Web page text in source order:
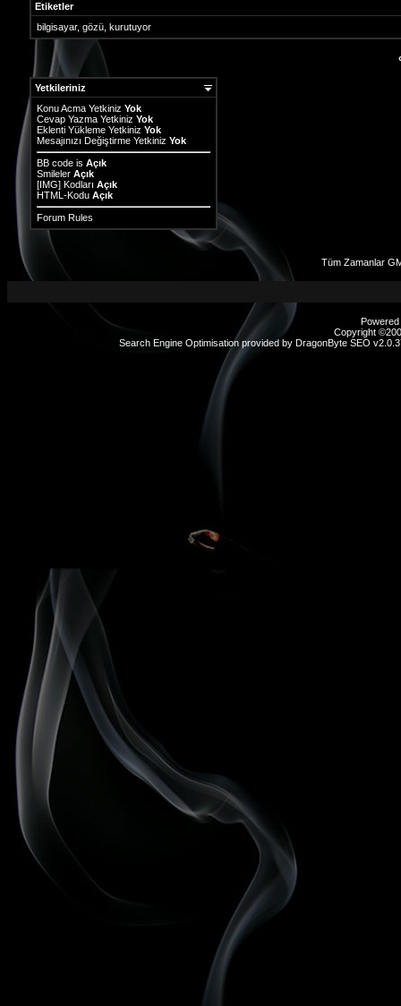
Etiketler
bilgisayar, gözü kurutuyor
Yetkileriniz
Konu Acma Yetkiniz Yok
Cevap Yazma Yetkiniz Yok
Eklenti Yükleme Yetkiniz Yok
Mesajınızı Değiştirme Yetkiniz Yok
BB code is Açık
Smileler Açık
[IMG] Kodları Açık
HTML-Kodu Açık
Forum Rules
Tüm Zamanlar
Copyright
Search Engine Optimisation provided by DragonByte SEO